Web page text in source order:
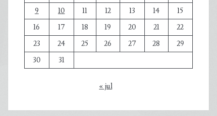
9
10 11 12 13 14
15
16
17 18 19 20 21
22
23
24 25 26 27 28
29
30
31
« jul